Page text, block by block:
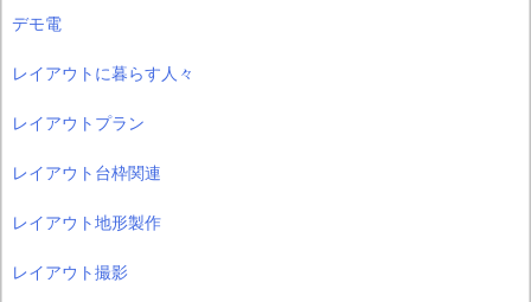
デモ電
レイアウトに暮らす人々
レイアウトプラン
レイアウト台枠関連
レイアウト地形製作
レイアウト撮影